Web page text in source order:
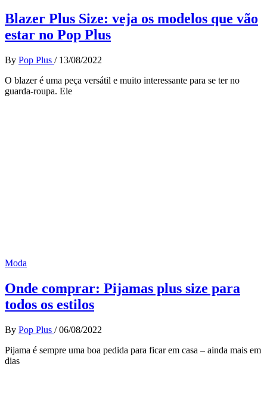
Blazer Plus Size: veja os modelos que vão
estar no Pop Plus
By Pop Plus / 13/08/2022
O blazer é uma peça versátil e muito interessante para se ter no
guarda-roupa. Ele
Moda
Onde comprar: Pijamas plus size para
todos os estilos
By Pop Plus / 06/08/2022
Pijama é sempre uma boa pedida para ficar em casa – ainda mais em
dias